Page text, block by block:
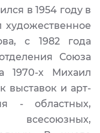
в 1954 году в
художественное
с 1982 года
Союза
1970-х Михаил
выставок и арт-
- областных,
всесоюзных,